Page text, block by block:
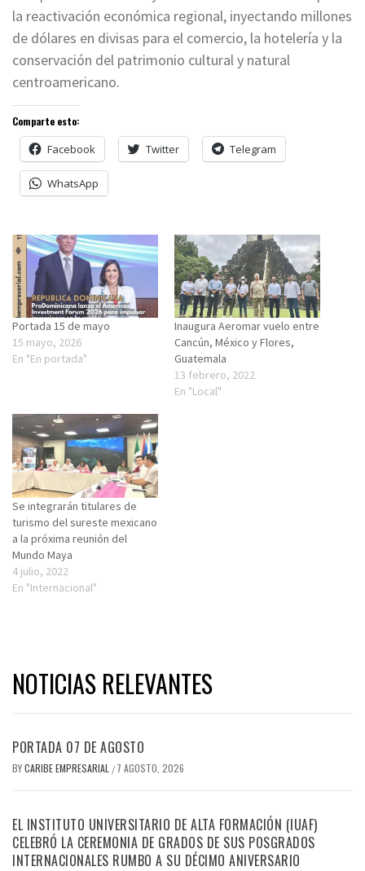
la reactivación económica regional, inyectando millones
de dólares en divisas para el comercio, la hotelería y la
conservación del patrimonio cultural y natural
centroamericano.
Comparte esto:
Facebook Twitter Telegram
WhatsApp
Portada 15 de mayo
15 mayo, 2026
En "En portada"
Inaugura Aeromar vuelo entre
Cancún, México y Flores,
Guatemala
13 febrero, 2022
En "Local"
Se integrarán titulares de
turismo del sureste mexicano
a la próxima reunión del
Mundo Maya
4 julio, 2022
En "Internacional"
NOTICIAS RELEVANTES
PORTADA 07 DE AGOSTO
BYCARIBE EMPRESARIAL / 7 AGOSTO, 2026
EL INSTITUTO UNIVERSITARIO DE ALTA FORMACIÓN (IUAF)
CELEBRÓ LA CEREMONIA DE GRADOS DE SUS POSGRADOS
INTERNACIONALES RUMBO A SU DÉCIMO ANIVERSARIO